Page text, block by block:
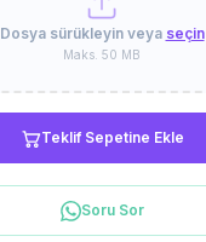
Dosya sürükleyin veya seçin
Maks. 50 MB
Teklif Sepetine Ekle
Soru Sor